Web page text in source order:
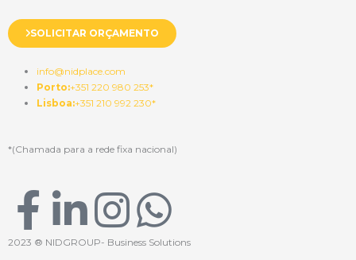
SOLICITAR ORÇAMENTO
info@nidplace.com
Porto:+351 220 980 253*
Lisboa:+351 210 992 230*
*(Chamada para a rede fixa nacional)
F
a
L
i
I
n
W
h
2023 ® NIDGROUP- Business Solutions